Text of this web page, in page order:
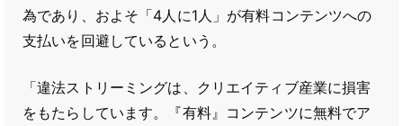
為であり、およそ「4人に1人」が有料コンテンツへの
支払いを回避しているという。
「違法ストリーミングは、クリエイティブ産業に損害
をもたらしています。『有料』コンテンツに無料でア